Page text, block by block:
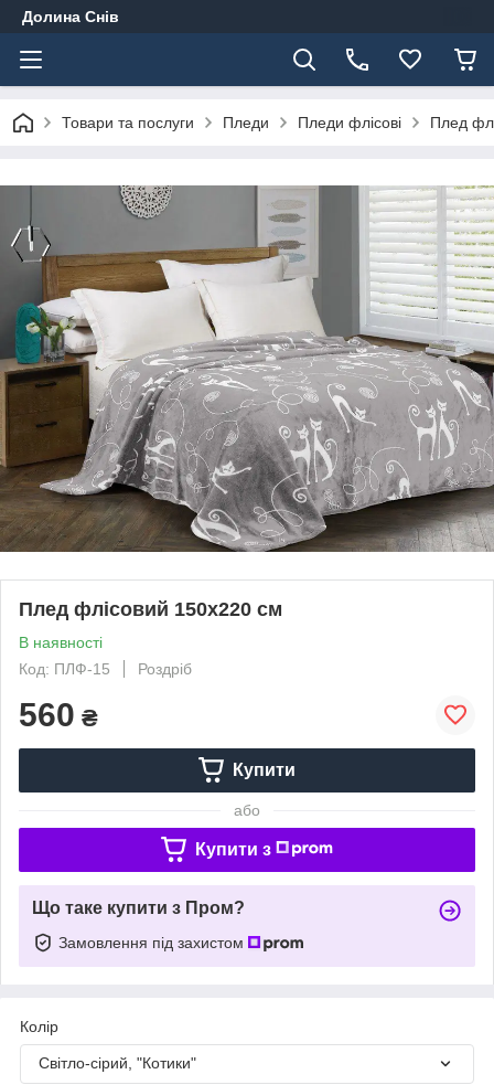
Долина Снів
Товари та послуги Пледи Пледи флісові Плед
Плед флісовий 150х220 см
В наявності
Код: ПЛФ-15
Роздріб
560 ₴
Купити
або
Купити з
Що таке купити з Пром?
Замовлення під захистом
Колір
Світло-сірий, "Котики"